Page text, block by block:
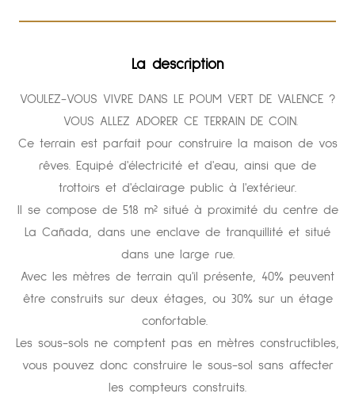
La description
VOULEZ-VOUS VIVRE DANS LE POUM VERT DE VALENCE ?
VOUS ALLEZ ADORER CE TERRAIN DE COIN.
Ce terrain est parfait pour construire la maison de vos
rêves. Equipé d'électricité et d'eau, ainsi que de
trottoirs et d'éclairage public à l'extérieur.
Il se compose de 518 m² situé à proximité du centre de
La Cañada, dans une enclave de tranquillité et situé
dans une large rue.
Avec les mètres de terrain qu'il présente, 40% peuvent
être construits sur deux étages, ou 30% sur un étage
confortable.
Les sous-sols ne comptent pas en mètres constructibles,
vous pouvez donc construire le sous-sol sans affecter
les compteurs construits.